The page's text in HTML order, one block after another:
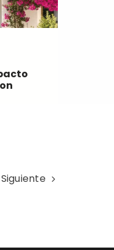
Siguiente